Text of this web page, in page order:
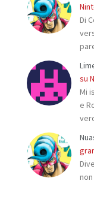
Di
su
Mi
e